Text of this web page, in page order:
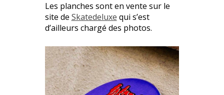
Les planches sont en vente sur le
site de Skatedeluxe qui s’est
d’ailleurs chargé des photos.